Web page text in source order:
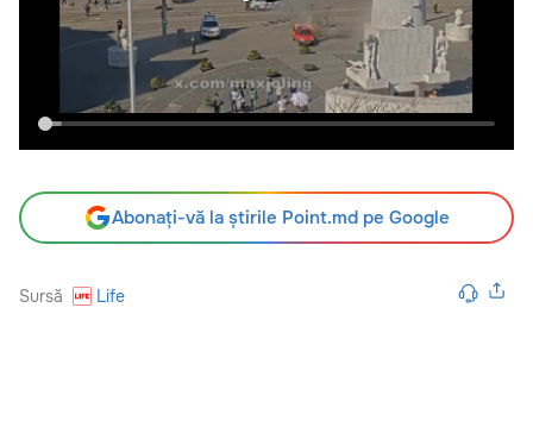
Acum ne puteți urmări și
peTelegram,FacebookșiInstagrampentru a fi la
curent cu ultimele știri.
Abonați-vă la știrile Point.md pe Google
Sursă Life